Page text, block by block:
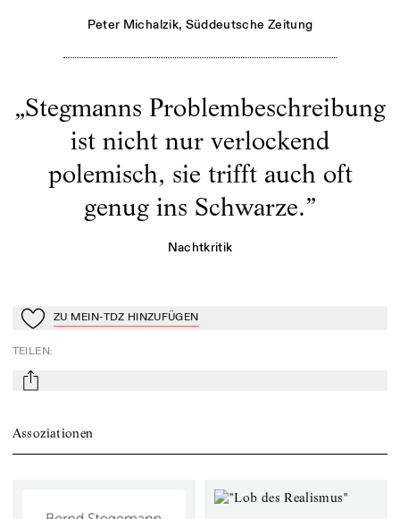
Peter Michalzik, Süddeutsche Zeitung
„Stegmanns Problembeschreibung
ist nicht nur verlockend
polemisch, sie trifft auch oft
genug ins Schwarze.”
Nachtkritik
Zu Mein-TdZ hinzufügen
ZU MEIN-TDZ HINZUFÜGEN
TEILEN:
mail
Assoziationen